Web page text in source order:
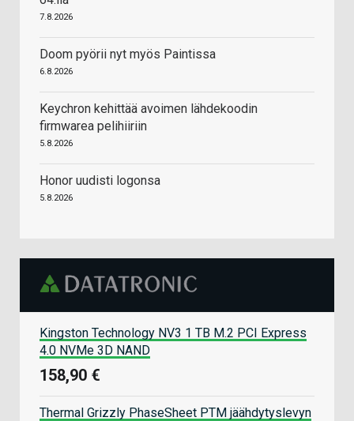
7.8.2026
Doom pyörii nyt myös Paintissa
6.8.2026
Keychron kehittää avoimen lähdekoodin
firmwarea pelihiiriin
5.8.2026
Honor uudisti logonsa
5.8.2026
Kingston Technology NV3 1 TB M.2 PCI Express
4.0 NVMe 3D NAND
158,90 €
Thermal Grizzly PhaseSheet PTM jäähdytyslevyn